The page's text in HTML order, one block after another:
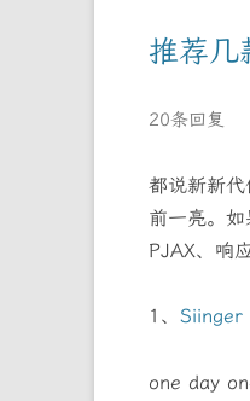
推荐几
20条回复
都说新新
前一亮。
PJAX、响
1、Siinger
one day